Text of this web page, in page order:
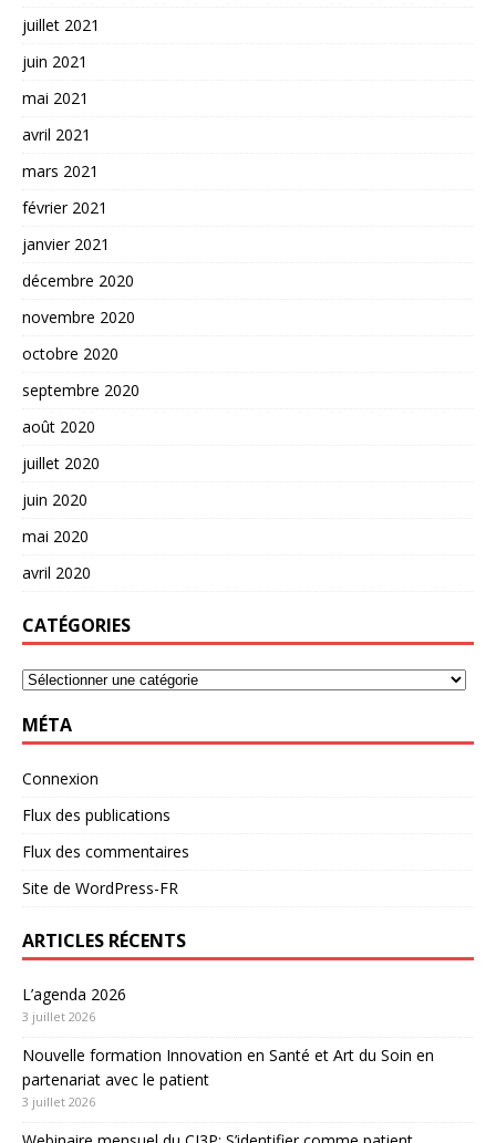
juillet 2021
juin 2021
mai 2021
avril 2021
mars 2021
février 2021
janvier 2021
décembre 2020
novembre 2020
octobre 2020
septembre 2020
août 2020
juillet 2020
juin 2020
mai 2020
avril 2020
CATÉGORIES
MÉTA
Connexion
Flux des publications
Flux des commentaires
Site de WordPress-FR
ARTICLES RÉCENTS
L’agenda 2026
3 juillet 2026
Nouvelle formation Innovation en Santé et Art du Soin en
partenariat avec le patient
3 juillet 2026